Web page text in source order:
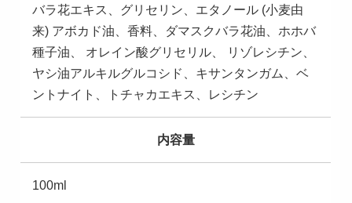
バラ花エキス、グリセリン、エタノール (小麦由
来) アボカド油、香料、ダマスクバラ花油、ホホバ
種子油、 オレイン酸グリセリル、 リゾレシチン、
ヤシ油アルキルグルコシド、キサンタンガム、ベ
ントナイト、トチャカエキス、レシチン
内容量
100ml